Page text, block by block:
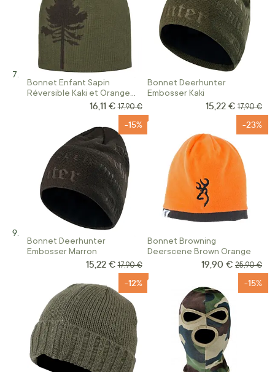
Bonnet Enfant Sapin
Réversible Kaki et Orange
Prix Spécial
16,11 € Prix normal
17,90 €
Bonnet Deerhunter
Embosser Kaki
Prix Spécial
15,22 € Prix
17,90 €
Bonnet Deerhunter
Embosser Marron
-15%
Prix Spécial
15,22 € Prix normal
17,90 €
Bonnet Browning
Deerscene Brown Orange
-23%
Prix Spécial
19,90 € Prix
25,90 €
-12% -15%